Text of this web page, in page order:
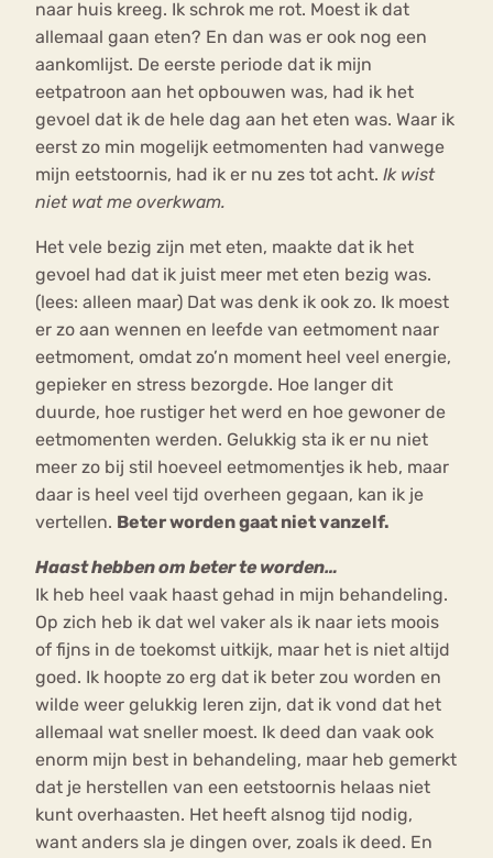
naar huis kreeg. Ik schrok me rot. Moest ik dat
allemaal gaan eten? En dan was er ook nog een
aankomlijst. De eerste periode dat ik mijn
eetpatroon aan het opbouwen was, had ik het
gevoel dat ik de hele dag aan het eten was. Waar ik
eerst zo min mogelijk eetmomenten had vanwege
mijn eetstoornis, had ik er nu zes tot acht. Ik wist
niet wat me overkwam.
Het vele bezig zijn met eten, maakte dat ik het
gevoel had dat ik juist meer met eten bezig was.
(lees: alleen maar) Dat was denk ik ook zo. Ik moest
er zo aan wennen en leefde van eetmoment naar
eetmoment, omdat zo’n moment heel veel energie,
gepieker en stress bezorgde. Hoe langer dit
duurde, hoe rustiger het werd en hoe gewoner de
eetmomenten werden. Gelukkig sta ik er nu niet
meer zo bij stil hoeveel eetmomentjes ik heb, maar
daar is heel veel tijd overheen gegaan, kan ik je
vertellen. Beter worden gaat niet vanzelf.
Haast hebben om beter te worden…
Ik heb heel vaak haast gehad in mijn behandeling.
Op zich heb ik dat wel vaker als ik naar iets moois
of fijns in de toekomst uitkijk, maar het is niet altijd
goed. Ik hoopte zo erg dat ik beter zou worden en
wilde weer gelukkig leren zijn, dat ik vond dat het
allemaal wat sneller moest. Ik deed dan vaak ook
enorm mijn best in behandeling, maar heb gemerkt
dat je herstellen van een eetstoornis helaas niet
kunt overhaasten. Het heeft alsnog tijd nodig,
want anders sla je dingen over, zoals ik deed. En